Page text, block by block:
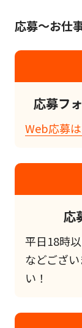
応募～お仕
応募フ
Web応募
応
平日18時
などござ
い！